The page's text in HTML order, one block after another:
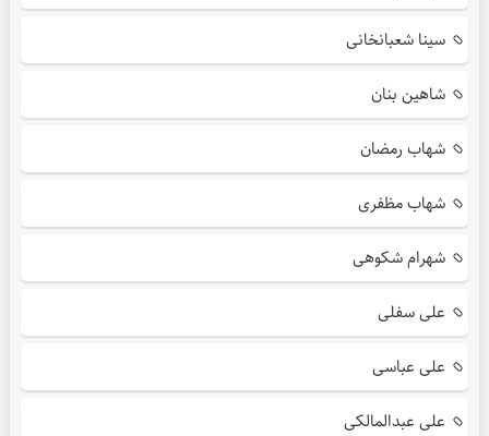
سینا شعبانخانی
شاهین بنان
شهاب رمضان
شهاب مظفری
شهرام شکوهی
علی سفلی
علی عباسی
علی عبدالمالکی